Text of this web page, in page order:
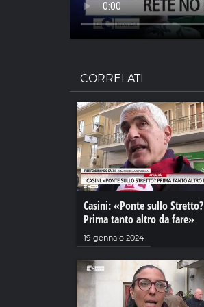
CORRELATI
Casini: «Ponte sullo Stretto?
Prima tanto altro da fare»
19 gennaio 2024